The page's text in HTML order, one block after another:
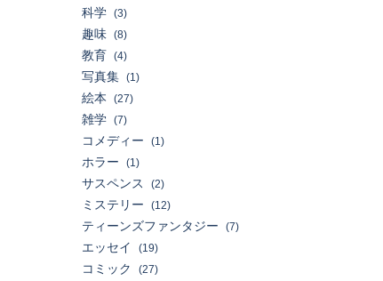
科学 (3)
趣味 (8)
教育 (4)
写真集 (1)
絵本 (27)
雑学 (7)
コメディー (1)
ホラー (1)
サスペンス (2)
ミステリー (12)
ティーンズファンタジー (7)
エッセイ (19)
コミック (27)